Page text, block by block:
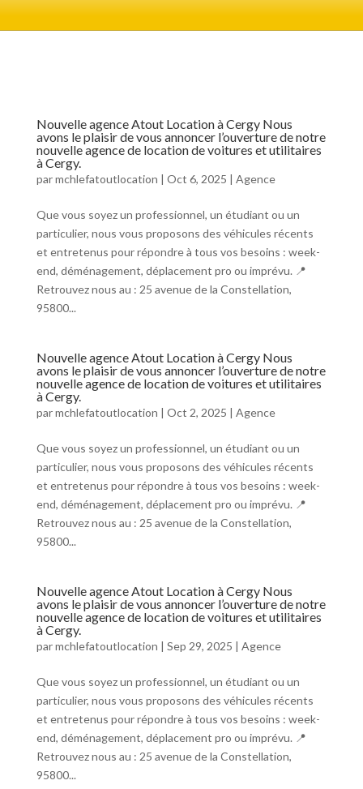
Nouvelle agence Atout Location à Cergy Nous
avons le plaisir de vous annoncer l’ouverture de notre
nouvelle agence de location de voitures et utilitaires
à Cergy.
parmchlefatoutlocation | Oct 6, 2025 | Agence
Que vous soyez un professionnel, un étudiant ou un
particulier, nous vous proposons des véhicules récents
et entretenus pour répondre à tous vos besoins : week-
end, déménagement, déplacement pro ou imprévu. 📍
Retrouvez nous au : 25 avenue de la Constellation,
95800...
Nouvelle agence Atout Location à Cergy Nous
avons le plaisir de vous annoncer l’ouverture de notre
nouvelle agence de location de voitures et utilitaires
à Cergy.
parmchlefatoutlocation | Oct 2, 2025 | Agence
Que vous soyez un professionnel, un étudiant ou un
particulier, nous vous proposons des véhicules récents
et entretenus pour répondre à tous vos besoins : week-
end, déménagement, déplacement pro ou imprévu. 📍
Retrouvez nous au : 25 avenue de la Constellation,
95800...
Nouvelle agence Atout Location à Cergy Nous
avons le plaisir de vous annoncer l’ouverture de notre
nouvelle agence de location de voitures et utilitaires
à Cergy.
parmchlefatoutlocation | Sep 29, 2025 | Agence
Que vous soyez un professionnel, un étudiant ou un
particulier, nous vous proposons des véhicules récents
et entretenus pour répondre à tous vos besoins : week-
end, déménagement, déplacement pro ou imprévu. 📍
Retrouvez nous au : 25 avenue de la Constellation,
95800...